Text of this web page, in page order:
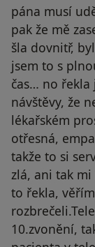
pána musí
pak že mě
šla dovnitř,
jsem to s
čas… no
návštěvy, že
lékařském
otřesná,
takže to si
zlá, ani tak
to řekla,
10.zvonění,